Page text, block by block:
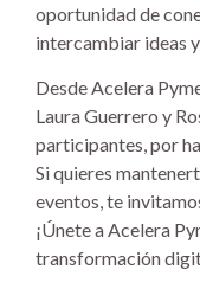
oportunidad de
intercambiar ideas
Desde Acelera
Laura Guerrero y
participantes, por
Si quieres
eventos, te
¡Únete a Acelera
transformación